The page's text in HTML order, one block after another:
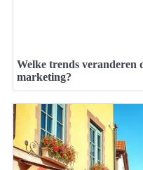
Welke trends veranderen
marketing?